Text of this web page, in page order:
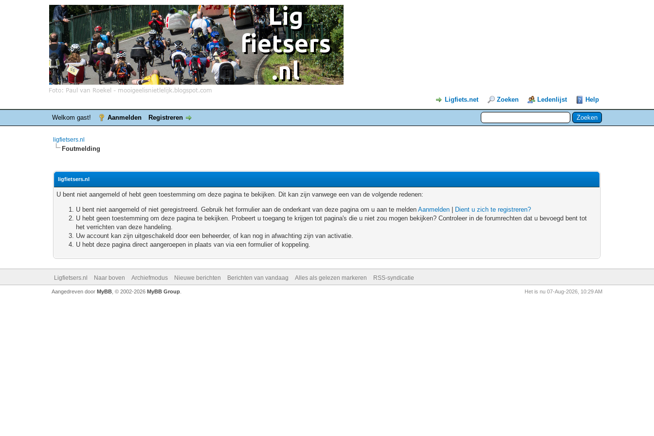
Ligfiets.net Zoeken Ledenlijst Help
Welkom gast! Aanmelden Registreren
ligfietsers.nl
Foutmelding
ligfietsers.nl
U bent niet aangemeld of hebt geen toestemming om deze pagina te bekijken. Dit kan zijn vanwege een van de volgende redenen:
U bent niet aangemeld of niet geregistreerd. Gebruik het formulier aan de onderkant van deze pagina om u aan te meldenAanmelden
Dient u zich te registreren?
U hebt geen toestemming om deze pagina te bekijken. Probeert u toegang te krijgen tot pagina's die u niet zou mogen bekijken? Controleer in de forumrechten dat u bevoegd bent tot
het verrichten van deze handeling.
Uw account kan zijn uitgeschakeld door een beheerder, of kan nog in afwachting zijn van activatie.
U hebt deze pagina direct aangeroepen in plaats van via een formulier of koppeling.
Ligfietsers.nl Naar boven Archiefmodus Nieuwe berichten Berichten van vandaag Alles als gelezen markeren RSS-syndicatie
Het is nu 07-Aug-2026, 10:29 AM
Aangedreven door MyBB, © 2002-2026 MyBB Group.